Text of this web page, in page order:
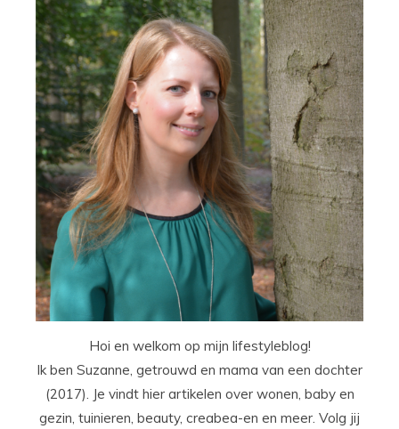
Hoi en welkom op mijn lifestyleblog!
Ik ben Suzanne, getrouwd en mama van een dochter
(2017). Je vindt hier artikelen over wonen, baby en
gezin, tuinieren, beauty, creabea-en en meer. Volg jij